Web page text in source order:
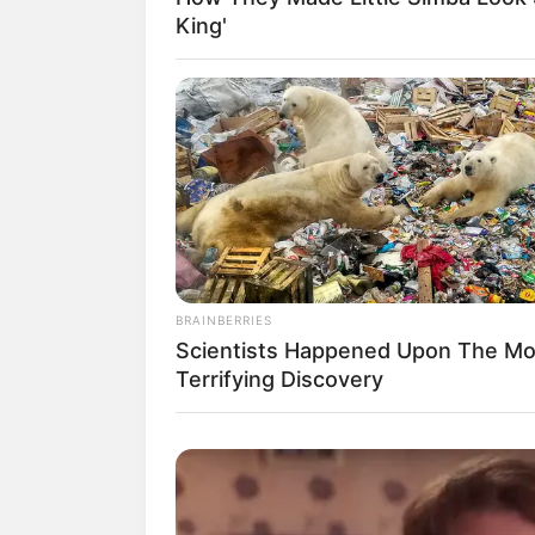
Diantara sinetron yang dibintanginya
dan banyak lagi sinetron lainnya.
Baca juga:
King'
BRAINBERRIES
Scientists Happened Upon The
Terrifying Discovery